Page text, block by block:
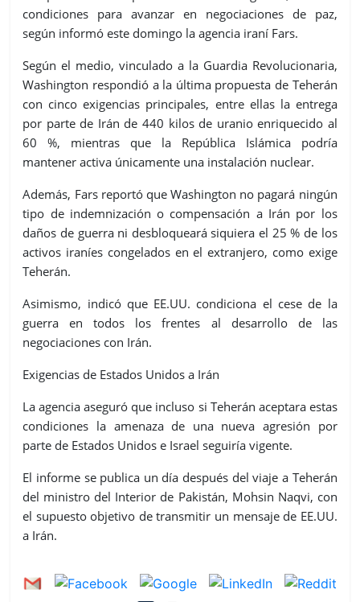
condiciones para avanzar en negociaciones de paz,
según informó este domingo la agencia iraní Fars.
Según el medio, vinculado a la Guardia Revolucionaria,
Washington respondió a la última propuesta de Teherán
con cinco exigencias principales, entre ellas la entrega
por parte de Irán de 440 kilos de uranio enriquecido al
60 %, mientras que la República Islámica podría
mantener activa únicamente una instalación nuclear.
Además, Fars reportó que Washington no pagará ningún
tipo de indemnización o compensación a Irán por los
daños de guerra ni desbloqueará siquiera el 25 % de los
activos iraníes congelados en el extranjero, como exige
Teherán.
Asimismo, indicó que EE.UU. condiciona el cese de la
guerra en todos los frentes al desarrollo de las
negociaciones con Irán.
Exigencias de Estados Unidos a Irán
La agencia aseguró que incluso si Teherán aceptara estas
condiciones la amenaza de una nueva agresión por
parte de Estados Unidos e Israel seguiría vigente.
El informe se publica un día después del viaje a Teherán
del ministro del Interior de Pakistán, Mohsin Naqvi, con
el supuesto objetivo de transmitir un mensaje de EE.UU.
a Irán.